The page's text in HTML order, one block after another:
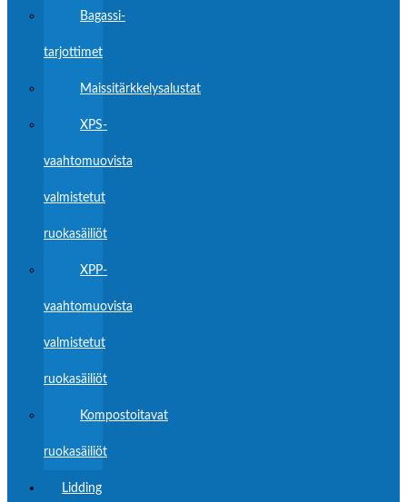
Bagassi-
tarjottimet
Maissitärkkelysalustat
XPS-
vaahtomuovista
valmistetut
ruokasäiliöt
XPP-
vaahtomuovista
valmistetut
ruokasäiliöt
Kompostoitavat
ruokasäiliöt
Lidding